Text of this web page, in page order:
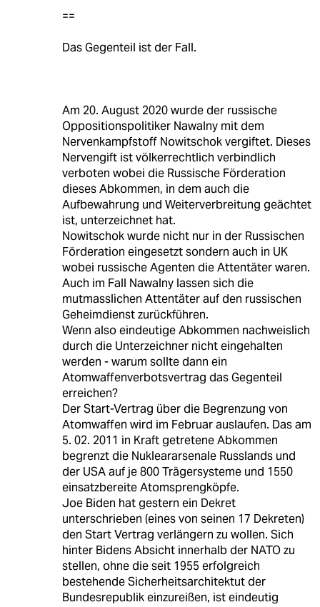
==
Das Gegenteil ist der Fall.
Am 20. August 2020 wurde der russische
Oppositionspolitiker Nawalny mit dem
Nervenkampfstoff Nowitschok vergiftet. Dieses
Nervengift ist völkerrechtlich verbindlich
verboten wobei die Russische Förderation
dieses Abkommen, in dem auch die
Aufbewahrung und Weiterverbreitung geächtet
ist, unterzeichnet hat.
Nowitschok wurde nicht nur in der Russischen
Förderation eingesetzt sondern auch in UK
wobei russische Agenten die Attentäter waren.
Auch im Fall Nawalny lassen sich die
mutmasslichen Attentäter auf den russischen
Geheimdienst zurückführen.
Wenn also eindeutige Abkommen nachweislich
durch die Unterzeichner nicht eingehalten
werden - warum sollte dann ein
Atomwaffenverbotsvertrag das Gegenteil
erreichen?
Der Start-Vertrag über die Begrenzung von
Atomwaffen wird im Februar auslaufen. Das am
5. 02. 2011 in Kraft getretene Abkommen
begrenzt die Nukleararsenale Russlands und
der USA auf je 800 Trägersysteme und 1550
einsatzbereite Atomsprengköpfe.
Joe Biden hat gestern ein Dekret
unterschrieben (eines von seinen 17 Dekreten)
den Start Vertrag verlängern zu wollen. Sich
hinter Bidens Absicht innerhalb der NATO zu
stellen, ohne die seit 1955 erfolgreich
bestehende Sicherheitsarchitektut der
Bundesrepublik einzureißen, ist eindeutig